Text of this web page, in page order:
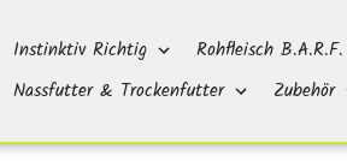
Instinktiv Richtig Rohfleisch B.A.R.F.
Nassfutter & Trockenfutter
Zubehör